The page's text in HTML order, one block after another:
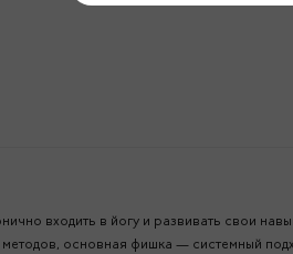
входить в йогу и развивать свои
методов, основная фишка — системный